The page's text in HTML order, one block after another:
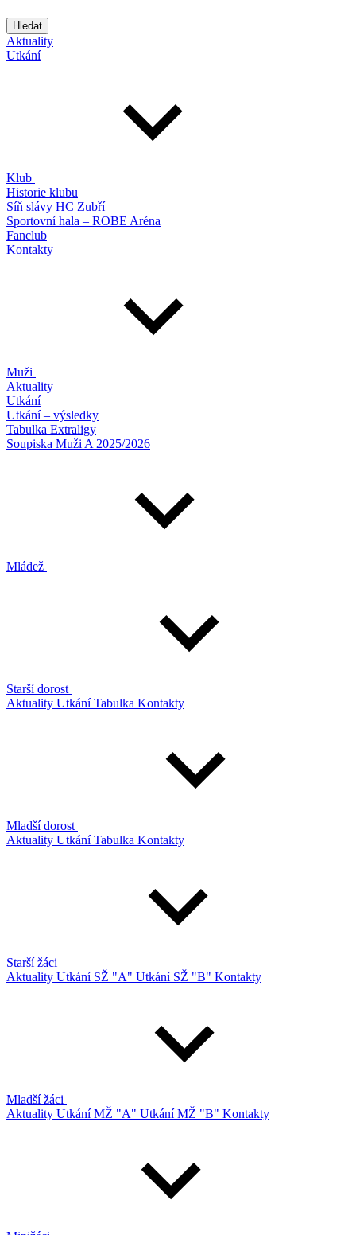
Hledat
Aktuality
Utkání
Klub
Historie klubu
Síň slávy HC Zubří
Sportovní hala – ROBE Aréna
Fanclub
Kontakty
Muži
Aktuality
Utkání
Utkání – výsledky
Tabulka Extraligy
Soupiska Muži A 2025/2026
Mládež
Starší dorost
Aktuality UtkáníTabulka Kontakty
Mladší dorost
Aktuality UtkáníTabulka Kontakty
Starší žáci
Aktuality Utkání SŽ "A" Utkání SŽ "B" Kontakty
Mladší žáci
Aktuality Utkání MŽ "A" Utkání MŽ "B" Kontakty